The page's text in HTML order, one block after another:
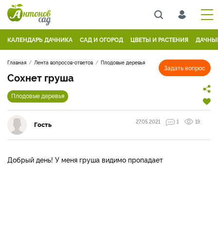
КАЛЕНДАРЬ ДАЧНИКА САД И ОГОРОД ЦВЕТЫ И РАСТЕНИЯ
Задать вопрос
Главная Лента вопросов-ответов Плодовые деревья
Сохнет груша
Плодовые деревья
Гость 27.05.2021 1 19
Добрый день! У меня груша видимо пропадает